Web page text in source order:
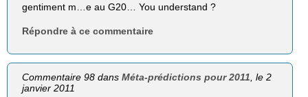
gentiment m…e au G20… You understand ?
Répondre à ce commentaire
Commentaire 98 dansMéta-prédictions pour 2011 , le 2
janvier 2011